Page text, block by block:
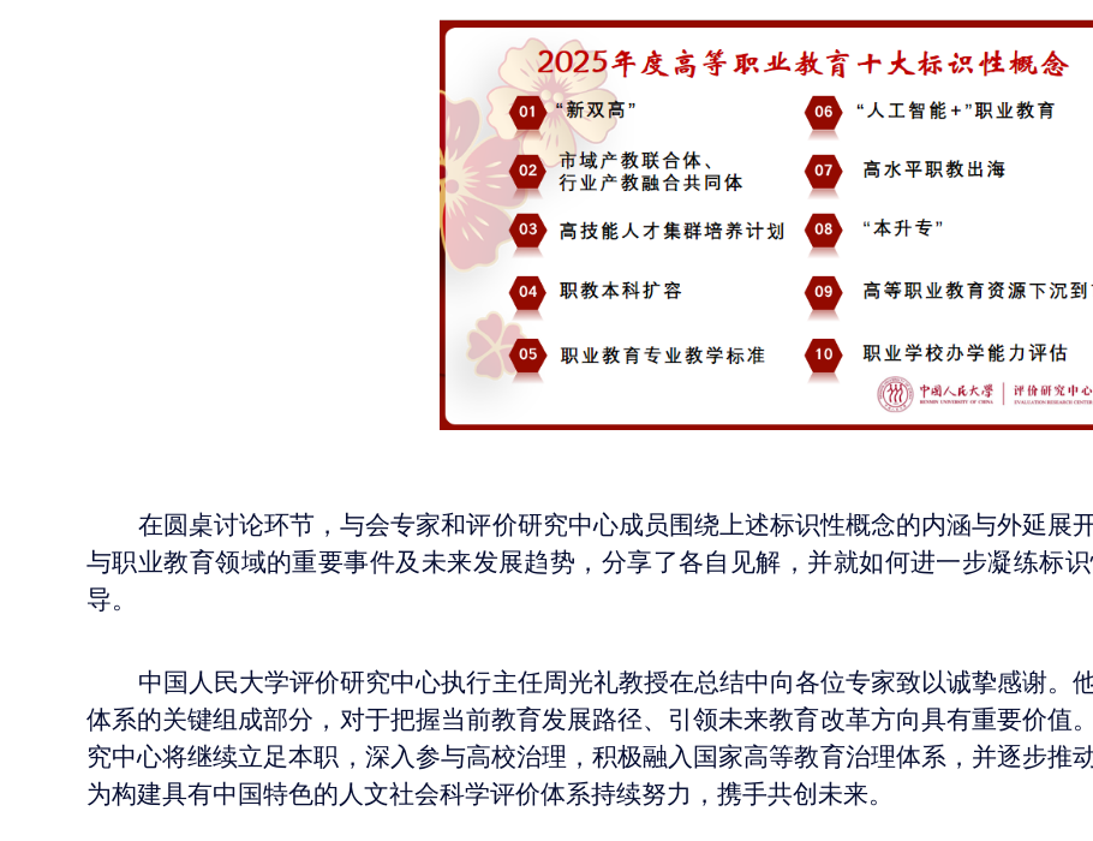
在圆桌讨论环节，与会专家和评价研究中心成员围绕上述标识性概念的内涵与外延展
与职业教育领域的重要事件及未来发展趋势，分享了各自见解，并就如何进一步凝练标
导。
中国人民大学评价研究中心执行主任周光礼教授在总结中向各位专家致以诚挚感谢。
体系的关键组成部分，对于把握当前教育发展路径、引领未来教育改革方向具有重要价值
究中心将继续立足本职，深入参与高校治理，积极融入国家高等教育治理体系，并逐步推
为构建具有中国特色的人文社会科学评价体系持续努力，携手共创未来。